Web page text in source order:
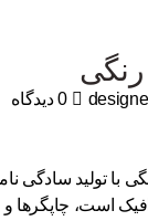
0 دیدگاه
تولید سادگی
است، چاپگرها و